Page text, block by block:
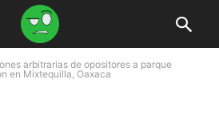
arbitrarias de opositores a parque
en Mixtequilla, Oaxaca